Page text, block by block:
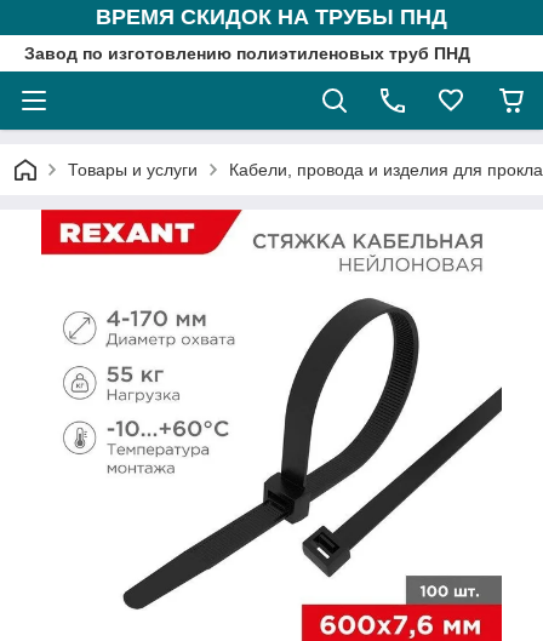
ВРЕМЯ СКИДОК НА ТРУБЫ ПНД
Завод по изготовлению полиэтиленовых труб ПНД
Товары и услуги Кабели, провода и изделия для